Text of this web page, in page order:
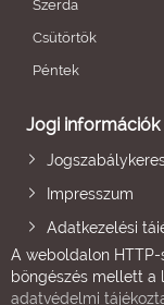
Szerda
Csütörtök
Péntek
Jogi információk
Impresszum
Adatkezelési
A weboldalon
böngészés mellett a
adatvédelmi